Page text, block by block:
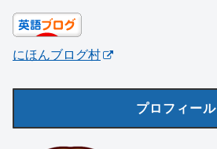
にほんブログ村
プロフィール